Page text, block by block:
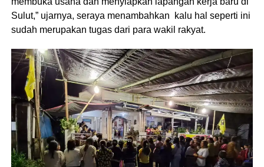
Sulut,” ujarnya, seraya menambahkan kalu hal seperti ini
sudah merupakan tugas dari para wakil rakyat.